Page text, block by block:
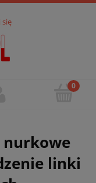
się
nurkowe
linki